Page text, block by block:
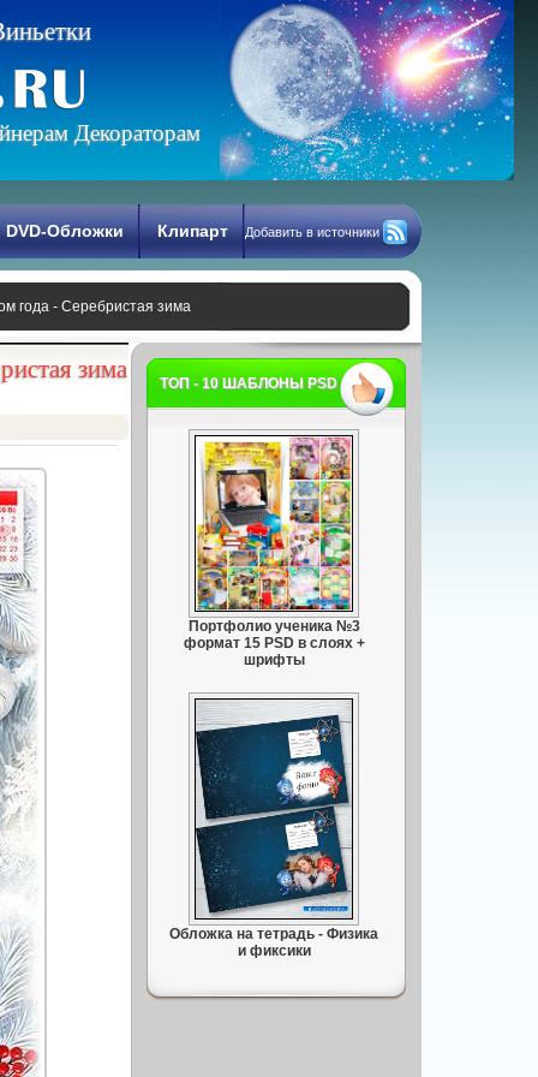
иньетки
Декораторам
DVD-Обложки Клипарт Добавить в источники
года - Серебристая зима
зима ТОП - 10 ШАБЛОНЫ PSD
Портфолио ученика №3
формат 15 PSD в слоях +
шрифты
Обложка на тетрадь - Физика
и фиксики